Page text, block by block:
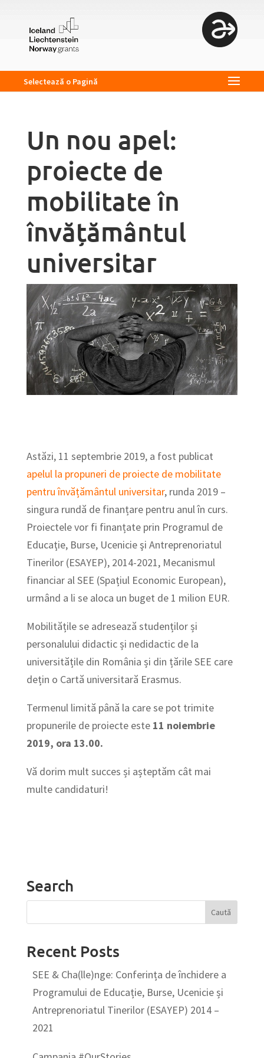
Selectează o Pagină
Un nou apel:
proiecte de
mobilitate în
învățământul
universitar
Astăzi, 11 septembrie 2019, a fost publicat
apelul la propuneri de proiecte de mobilitate
pentru învățământul universitar, runda 2019 –
singura rundă de finanțare pentru anul în curs.
Proiectele vor fi finanțate prin Programul de
Educaţie, Burse, Ucenicie şi Antreprenoriatul
Tinerilor (ESAYEP), 2014-2021, Mecanismul
financiar al SEE (Spațiul Economic European),
urmând a li se aloca un buget de 1 milion EUR.
Mobilitățile se adresează studenților și
personalului didactic și nedidactic de la
universitățile din România și din țările SEE care
dețin o Cartă universitară Erasmus.
Termenul limită până la care se pot trimite
propunerile de proiecte este 11 noiembrie
2019, ora 13.00.
Vă dorim mult succes și așteptăm cât mai
multe candidaturi!
Search
Recent Posts
SEE & Cha(lle)nge: Conferința de închidere a
Programului de Educație, Burse, Ucenicie și
Antreprenoriatul Tinerilor (ESAYEP) 2014 –
2021